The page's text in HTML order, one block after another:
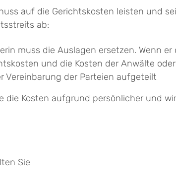
auf die Gerichtskosten leisten und
ab:
muss die Auslagen ersetzen. Wenn
und die Kosten der Anwälte
Vereinbarung der Parteien aufgeteilt
die Kosten aufgrund persönlicher und
Sie